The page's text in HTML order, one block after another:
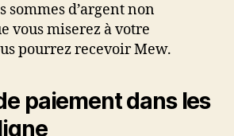
sommes d’argent non
vous miserez à votre
pourrez recevoir Mew.
paiement dans les